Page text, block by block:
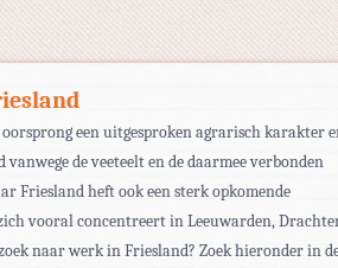
een uitgesproken agrarisch karakter
de veeteelt en de daarmee verbonden
Friesland heft ook een sterk opkomende
vooral concentreert in Leeuwarden,
naar werk in Friesland? Zoek hieronder in